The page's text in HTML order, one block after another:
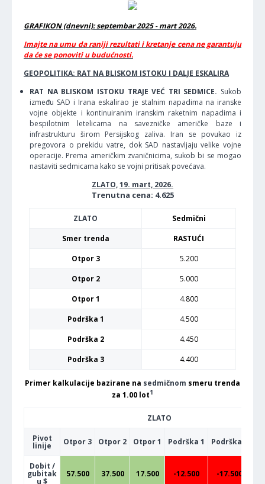
GRAFIKON (dnevni): septembar 2025 - mart 2026.
Imajte na umu da raniji rezultati i kretanje cena ne garantuju
da će se ponoviti u budućnosti.
GEOPOLITIKA: RAT NA BLISKOM ISTOKU I DALJE ESKALIRA
RAT NA BLISKOM ISTOKU TRAJE VEĆ TRI SEDMICE. Sukob
između SAD i Irana eskalirao je stalnim napadima na iranske
vojne objekte i kontinuiranim iranskim raketnim napadima i
bespilotnim letelicama na savezničke američke baze i
infrastrukturu širom Persijskog zaliva. Iran se povukao iz
pregovora o prekidu vatre, dok SAD nastavljaju velike vojne
operacije. Prema američkim zvaničnicima, sukob bi se mogao
nastaviti sedmicama kako se vojni pritisak povećava.
ZLATO,19. mart, 2026.
Trenutna cena: 4.625
ZLATO
Sedmični
Smer trenda
RASTUĆI
Otpor 3
5.200
Otpor 2
5.000
Otpor 1
4.800
Podrška 1
4.500
Podrška 2
4.450
Podrška 3
4.400
Primer kalkulacije bazirane na sedmičnom smeru trenda
za 1.00 lot1
ZLATO
Pivot
linije Otpor 3 Otpor 2 Otpor 1 Podrška 1 Podrška 2
Dobit /
gubitak
u $
57.500 37.500 17.500 -12.500 -17.500